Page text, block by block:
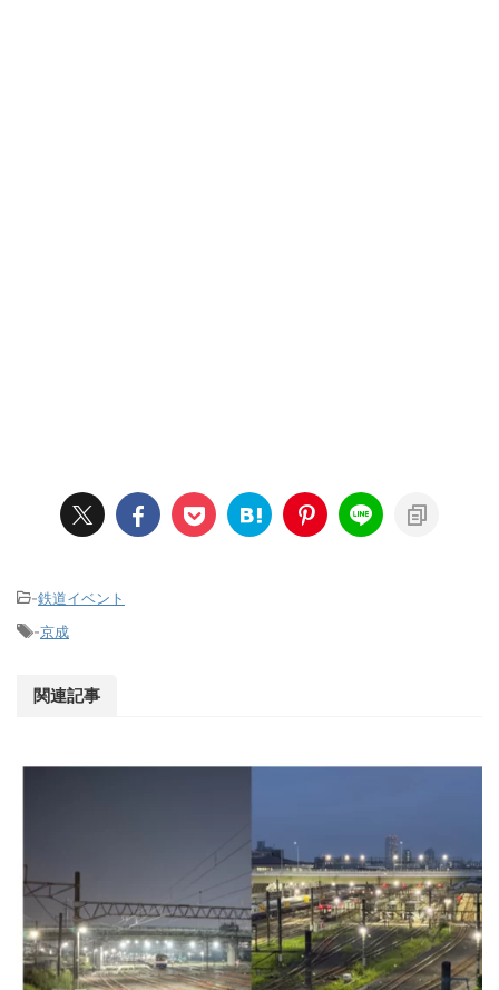
-鉄道イベント
-京成
関連記事